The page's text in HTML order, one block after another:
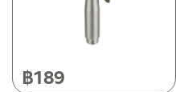
฿189